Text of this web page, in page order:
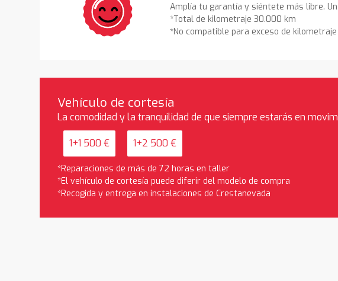
Amplía tu garantía y siéntete más libre.
*Total de kilometraje 30.000 km
*No compatible para exceso de
Vehículo de cortesía
La comodidad y la tranquilidad de que siempre estarás en
1+1 500 € 1+2 500 €
*Reparaciones de más de 72 horas en taller
*El vehículo de cortesía puede diferir del modelo de compra
*Recogida y entrega en instalaciones de Crestanevada